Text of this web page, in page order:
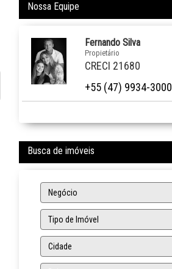
Nossa Equipe
Fernando Silva
Propietário
CRECI 21680
+55 (47) 9934-3000
Busca de imóveis
Negócio
Tipo de Imóvel
Cidade